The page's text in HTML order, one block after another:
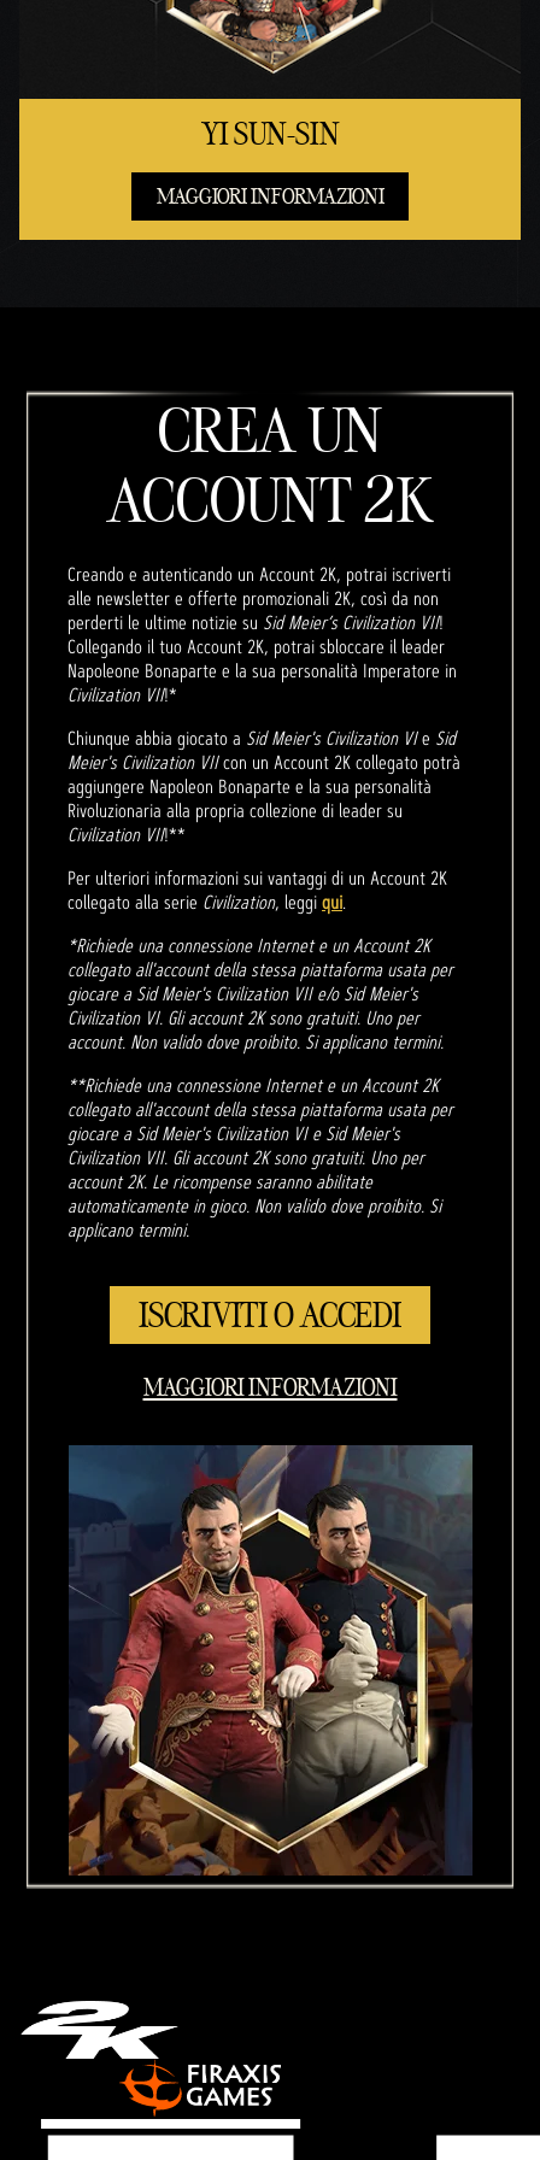
YI SUN-SIN
MAGGIORI INFORMAZIONI
CREA UN
ACCOUNT 2K
Creando e autenticando un Account 2K, potrai iscriverti
alle newsletter e offerte promozionali 2K, così da non
perderti le ultime notizie su Sid Meier’s Civilization VII!
Collegando il tuo Account 2K, potrai sbloccare il leader
Napoleone Bonaparte e la sua personalità Imperatore in
Civilization VII!*
Chiunque abbia giocato a Sid Meier's Civilization VIe Sid
Meier's Civilization VIIcon un Account 2K collegato potrà
aggiungere Napoleon Bonaparte e la sua personalità
Rivoluzionaria alla propria collezione di leader su
Civilization VII!**
Per ulteriori informazioni sui vantaggi di un Account 2K
collegato alla serie Civilization, leggiqui.
*Richiede una connessione Internet e un Account 2K
collegato all'account della stessa piattaforma usata per
giocare a Sid Meier's Civilization VII e/o Sid Meier's
Civilization VI. Gli account 2K sono gratuiti. Uno per
account. Non valido dove proibito. Si applicano termini.
**Richiede una connessione Internet e un Account 2K
collegato all'account della stessa piattaforma usata per
giocare a Sid Meier's Civilization VI e Sid Meier's
Civilization VII. Gli account 2K sono gratuiti. Uno per
account 2K. Le ricompense saranno abilitate
automaticamente in gioco. Non valido dove proibito. Si
applicano termini.
ISCRIVITI O ACCEDI
MAGGIORI INFORMAZIONI